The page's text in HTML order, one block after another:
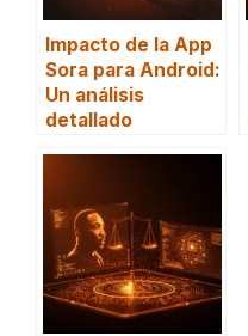
Impacto de la App
Sora para Android:
Un análisis
detallado